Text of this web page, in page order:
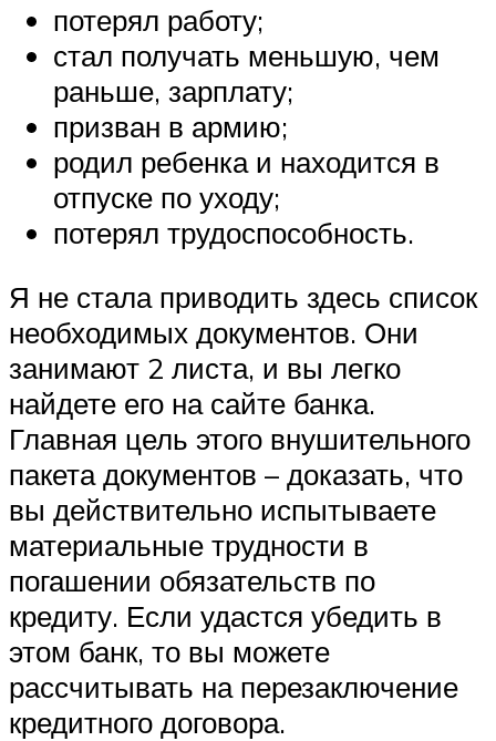
потерял работу;
стал получать меньшую, чем
раньше, зарплату;
призван в армию;
родил ребенка и находится в
отпуске по уходу;
потерял трудоспособность.
Я не стала приводить здесь список
необходимых документов. Они
занимают 2 листа, и вы легко
найдете его на сайте банка.
Главная цель этого внушительного
пакета документов – доказать, что
вы действительно испытываете
материальные трудности в
погашении обязательств по
кредиту. Если удастся убедить в
этом банк, то вы можете
рассчитывать на перезаключение
кредитного договора.